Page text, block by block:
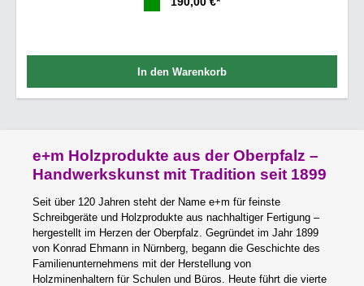
In den Warenkorb
e+m Holzprodukte aus der Oberpfalz –
Handwerkskunst mit Tradition seit 1899
Seit über 120 Jahren steht der Name e+m für feinste
Schreibgeräte und Holzprodukte aus nachhaltiger Fertigung –
hergestellt im Herzen der Oberpfalz. Gegründet im Jahr 1899
von Konrad Ehmann in Nürnberg, begann die Geschichte des
Familienunternehmens mit der Herstellung von
Holzminenhaltern für Schulen und Büros. Heute führt die vierte